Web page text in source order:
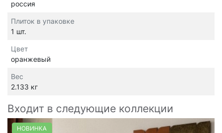
россия
Плиток в упаковке
1 шт.
Цвет
оранжевый
Вес
2.133 кг
Входит в следующие коллекции
НОВИНКА